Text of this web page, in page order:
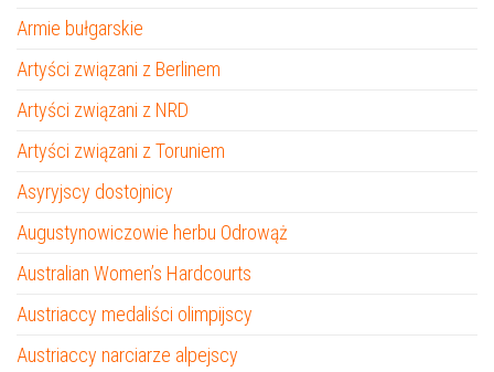
Armie bułgarskie
Artyści związani z Berlinem
Artyści związani z NRD
Artyści związani z Toruniem
Asyryjscy dostojnicy
Augustynowiczowie herbu Odrowąż
Australian Women’s Hardcourts
Austriaccy medaliści olimpijscy
Austriaccy narciarze alpejscy